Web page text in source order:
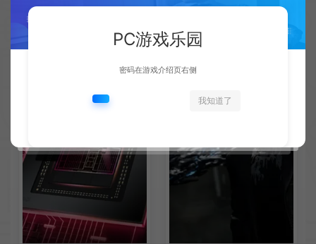
PC游戏乐园
密码在游戏介绍页右侧
我知道了